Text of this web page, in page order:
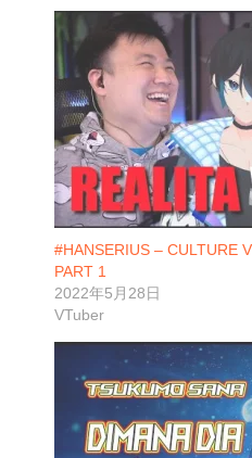
#HANSERIUS – CULTURE
PART 1
2022年5月28日
VTuber